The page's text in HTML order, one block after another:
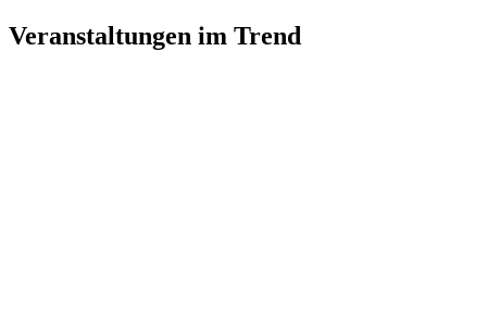
Veranstaltungen im Trend